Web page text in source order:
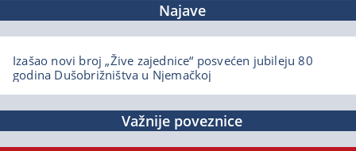
Najave
Izašao novi broj „Žive zajednice“ posvećen jubileju 80
godina Dušobrižništva u Njemačkoj
Važnije poveznice